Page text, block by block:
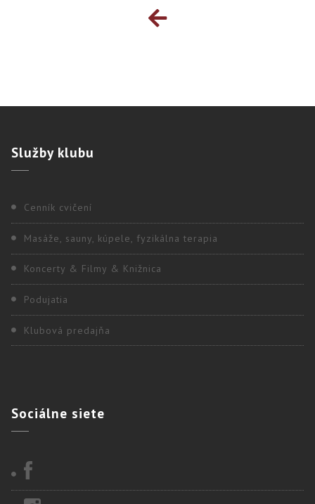
Službyklubu
Cenník cvičení
Masáže, sauny, kúpele, fyzikálna terapia
Koncerty & Filmy & Knižnica
Podujatia
Klubová predajňa
Sociálne siete